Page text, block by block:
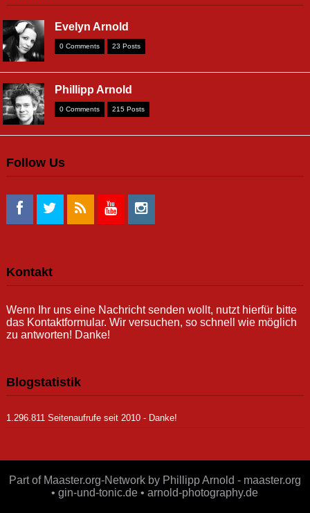
Evelyn Arnold
0 Comments 23 Posts
Phillipp Arnold
0 Comments 215 Posts
Follow Us
Kontakt
Wenn Ihr uns eine Nachricht senden wollt, nutzt hierfür bitte
das Kontaktformular. Wir versuchen, so schnell wie möglich
zu antworten! Danke!
Blogstatistik
1.296.811 Seitenaufrufe seit 2010 - Danke!
Part of Maaster.org-Network by Phillipp Arnold - maaster.org
• gin-und-tonic.de • arnold-photography.de